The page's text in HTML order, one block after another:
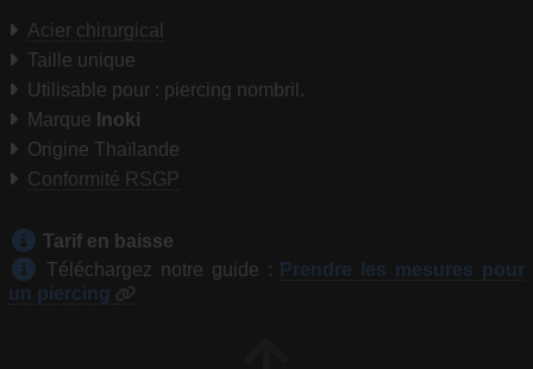
Acier chirurgical
Taille unique
Utilisable pour : piercing nombril.
Marque Inoki
Origine Thaïlande
Conformité RSGP
Tarif en baisse
Téléchargez notre guide :
Prendre les mesures pour
un piercing